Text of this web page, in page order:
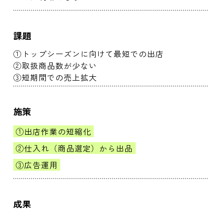
課題
①トップシーズンに向けて最短での出店
②取扱商品数が少ない
③短期間での売上拡大
施策
①出店作業の短縮化
②仕入れ（商品選定）から出品
③広告運用
成果